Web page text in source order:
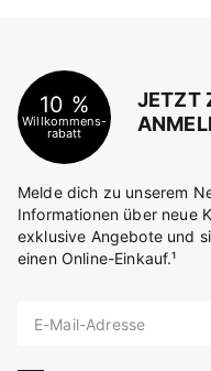
10 %
Willkommens-
rabatt
JETZT
Melde dich zu unserem
Informationen über neue
exklusive Angebote und
einen Online-Einkauf.¹
E-Mail-Adresse